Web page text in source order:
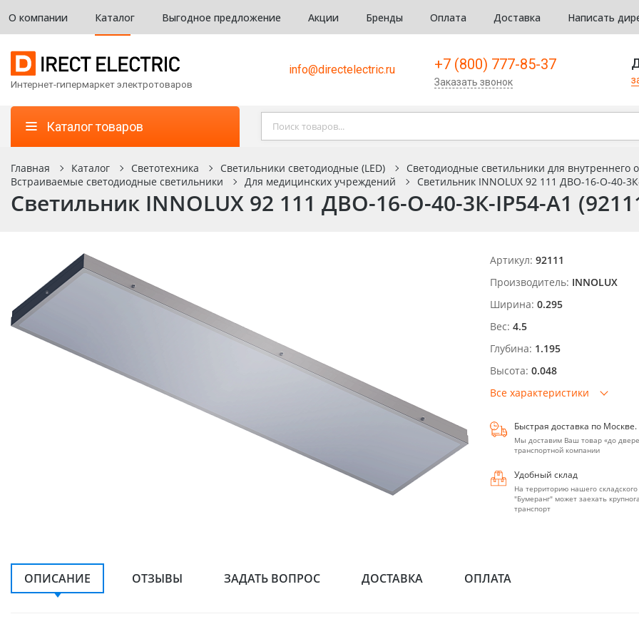
О компании Каталог Выгодное предложение Акции Бренды Оплата Доставка Написать
Интернет-гипермаркет электротоваров
info@directelectric.ru +7 (800) 777-85-37
Заказать звонок
Каталог товаров
Главная Каталог Светотехника Светильники светодиодные (LED) Светодиодные светильники для внутреннего
Встраиваемые светодиодные светильники
Для медицинских учреждений Светильник INNOLUX 92 111 ДВО-16-О-40-
Светильник INNOLUX 92 111 ДВО-16-О-40-3К-IP54-A1
Артикул: 92111
Производитель: INNOLUX
Ширина: 0.295
Вес: 4.5
Глубина: 1.195
Высота: 0.048
Все характеристики
Быстрая доставка по Москве.
Мы доставим Ваш товар «до
транспортной компании
Удобный склад
На территорию нашего
"Бумеранг" может заехать
транспорт
ОПИСАНИЕ ОТЗЫВЫ ЗАДАТЬ ВОПРОС ДОСТАВКА ОПЛАТА